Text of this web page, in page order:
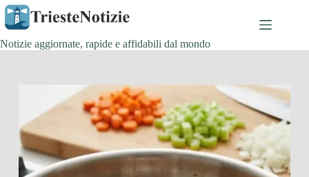
Salta
contenuto
Notizie aggiornate, rapide e affidabili dal mondo